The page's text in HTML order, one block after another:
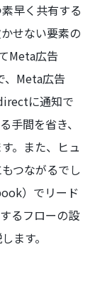
早く共有する
せない要素の
Meta広告
、Meta広告
に通知で
手間を省き、
。また、ヒュ
つながるでし
）でリード
るフローの設
ます。